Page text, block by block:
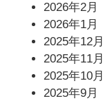
2026年2月
2026年1月
2025年12月
2025年11月
2025年10月
2025年9月